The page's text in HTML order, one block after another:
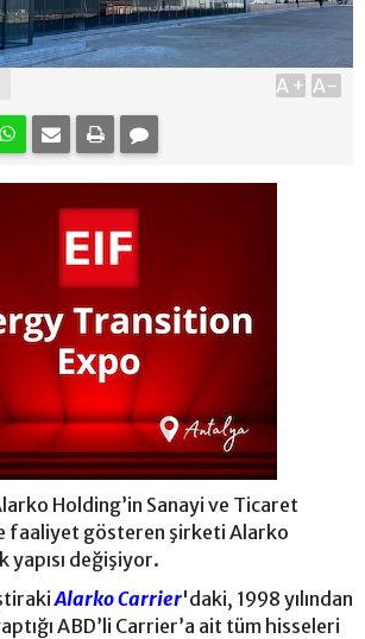
A+ A-
Holding’in Sanayi ve Ticaret
faaliyet gösteren şirketi Alarko
yapısı değişiyor.
Alarko Carrier'daki, 1998 yılından
ABD’li Carrier’a ait tüm hisseleri